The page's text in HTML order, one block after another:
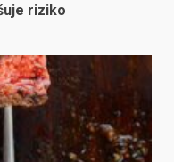
riziko